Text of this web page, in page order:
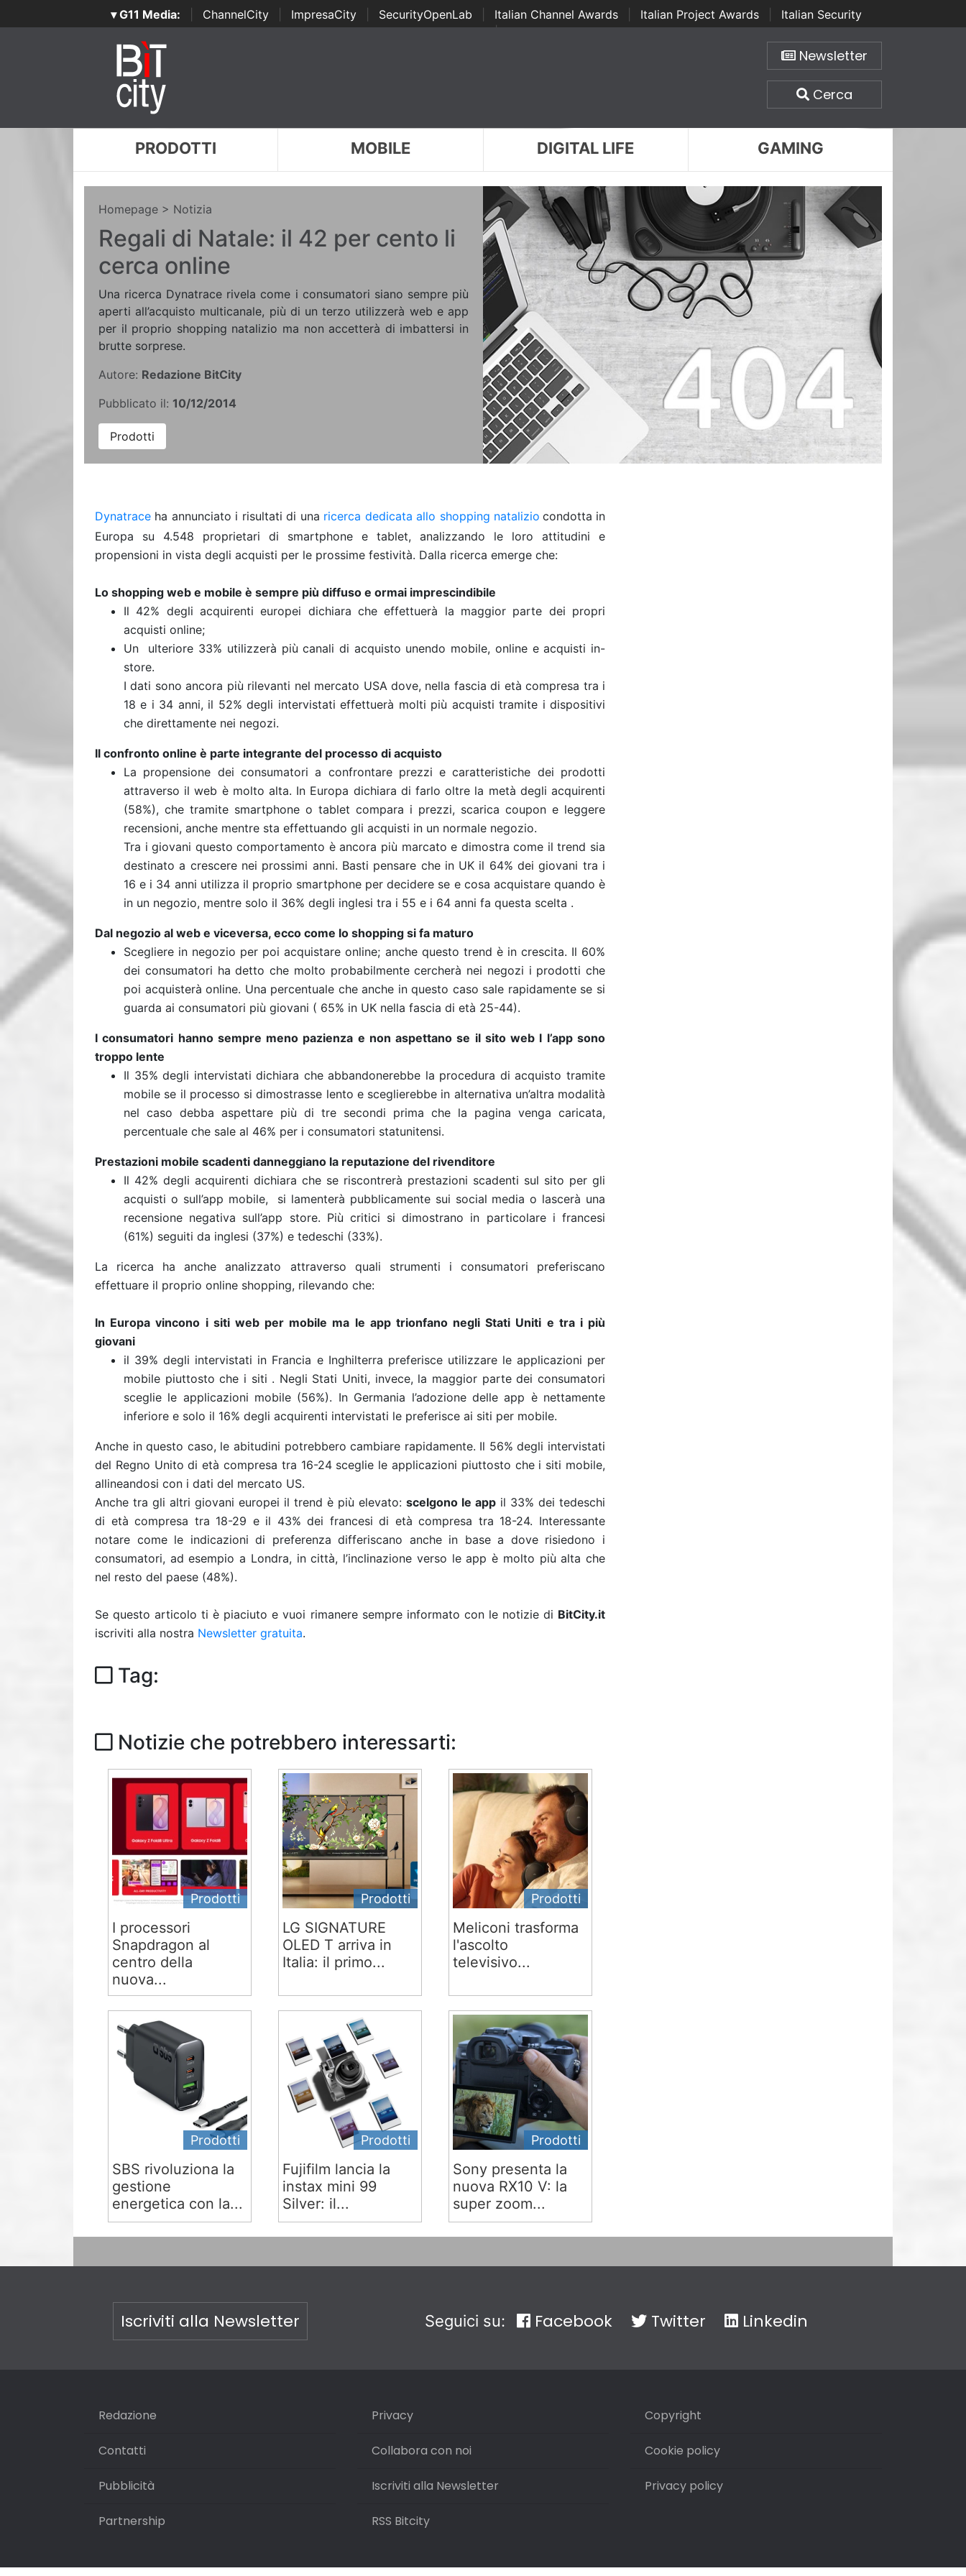
▾ G11 Media: ChannelCity ImpresaCity SecurityOpenLab Italian Channel Awards Italian Project Awards
Italian Security
Awards | ...
Newsletter
Cerca
PRODOTTI MOBILE DIGITAL LIFE GAMING
Homepage > Notizia
Regali di Natale: il 42 per cento li
cerca online
Una ricerca Dynatrace rivela come i consumatori siano sempre più
aperti all’acquisto multicanale, più di un terzo utilizzerà web e app
per il proprio shopping natalizio ma non accetterà di imbattersi in
brutte sorprese.
Autore: Redazione BitCity
Pubblicato il: 10/12/2014
Prodotti
Dynatrace ha annunciato i risultati di una ricerca dedicata allo shopping natalizio condotta in
Europa su 4.548 proprietari di smartphone e tablet, analizzando le loro attitudini e
propensioni in vista degli acquisti per le prossime festività. Dalla ricerca emerge che:
Lo shopping web e mobile è sempre più diffuso e ormai imprescindibile
Il 42% degli acquirenti europei dichiara che effettuerà la maggior parte dei propri
acquisti online;
Un ulteriore 33% utilizzerà più canali di acquisto unendo mobile, online e acquisti in-
store.
I dati sono ancora più rilevanti nel mercato USA dove, nella fascia di età compresa tra i
18 e i 34 anni, il 52% degli intervistati effettuerà molti più acquisti tramite i dispositivi
che direttamente nei negozi.
Il confronto online è parte integrante del processo di acquisto
La propensione dei consumatori a confrontare prezzi e caratteristiche dei prodotti
attraverso il web è molto alta. In Europa dichiara di farlo oltre la metà degli acquirenti
(58%), che tramite smartphone o tablet compara i prezzi, scarica coupon e leggere
recensioni, anche mentre sta effettuando gli acquisti in un normale negozio.
Tra i giovani questo comportamento è ancora più marcato e dimostra come il trend sia
destinato a crescere nei prossimi anni. Basti pensare che in UK il 64% dei giovani tra i
16 e i 34 anni utilizza il proprio smartphone per decidere se e cosa acquistare quando è
in un negozio, mentre solo il 36% degli inglesi tra i 55 e i 64 anni fa questa scelta .
Dal negozio al web e viceversa, ecco come lo shopping si fa maturo
Scegliere in negozio per poi acquistare online; anche questo trend è in crescita. Il 60%
dei consumatori ha detto che molto probabilmente cercherà nei negozi i prodotti che
poi acquisterà online. Una percentuale che anche in questo caso sale rapidamente se si
guarda ai consumatori più giovani ( 65% in UK nella fascia di età 25-44).
I consumatori hanno sempre meno pazienza e non aspettano se il sito web l l’app sono
troppo lente
Il 35% degli intervistati dichiara che abbandonerebbe la procedura di acquisto tramite
mobile se il processo si dimostrasse lento e sceglierebbe in alternativa un’altra modalità
nel caso debba aspettare più di tre secondi prima che la pagina venga caricata,
percentuale che sale al 46% per i consumatori statunitensi.
Prestazioni mobile scadenti danneggiano la reputazione del rivenditore
Il 42% degli acquirenti dichiara che se riscontrerà prestazioni scadenti sul sito per gli
acquisti o sull’app mobile, si lamenterà pubblicamente sui social media o lascerà una
recensione negativa sull’app store. Più critici si dimostrano in particolare i francesi
(61%) seguiti da inglesi (37%) e tedeschi (33%).
La ricerca ha anche analizzato attraverso quali strumenti i consumatori preferiscano
effettuare il proprio online shopping, rilevando che:
In Europa vincono i siti web per mobile ma le app trionfano negli Stati Uniti e tra i più
giovani
il 39% degli intervistati in Francia e Inghilterra preferisce utilizzare le applicazioni per
mobile piuttosto che i siti . Negli Stati Uniti, invece, la maggior parte dei consumatori
sceglie le applicazioni mobile (56%). In Germania l’adozione delle app è nettamente
inferiore e solo il 16% degli acquirenti intervistati le preferisce ai siti per mobile.
Anche in questo caso, le abitudini potrebbero cambiare rapidamente. Il 56% degli intervistati
del Regno Unito di età compresa tra 16-24 sceglie le applicazioni piuttosto che i siti mobile,
allineandosi con i dati del mercato US.
Anche tra gli altri giovani europei il trend è più elevato: scelgono le app il 33% dei tedeschi
di età compresa tra 18-29 e il 43% dei francesi di età compresa tra 18-24. Interessante
notare come le indicazioni di preferenza differiscano anche in base a dove risiedono i
consumatori, ad esempio a Londra, in città, l’inclinazione verso le app è molto più alta che
nel resto del paese (48%).
Se questo articolo ti è piaciuto e vuoi rimanere sempre informato con le notizie di BitCity.it
iscriviti alla nostra Newsletter gratuita.
Tag:
Notizie che potrebbero interessarti:
Prodotti
I processori
Snapdragon al
centro della
nuova...
Prodotti
LG SIGNATURE
OLED T arriva in
Italia: il primo...
Prodotti
Meliconi trasforma
l'ascolto
televisivo...
Prodotti
SBS rivoluziona la
gestione
energetica con la...
Prodotti
Fujifilm lancia la
instax mini 99
Silver: il...
Prodotti
Sony presenta la
nuova RX10 V: la
super zoom...
Iscriviti alla Newsletter Seguici su: Facebook Twitter Linkedin
Redazione
Contatti
Pubblicità
Partnership
Privacy
Collabora con noi
Iscriviti alla Newsletter
RSS Bitcity
Copyright
Cookie policy
Privacy policy